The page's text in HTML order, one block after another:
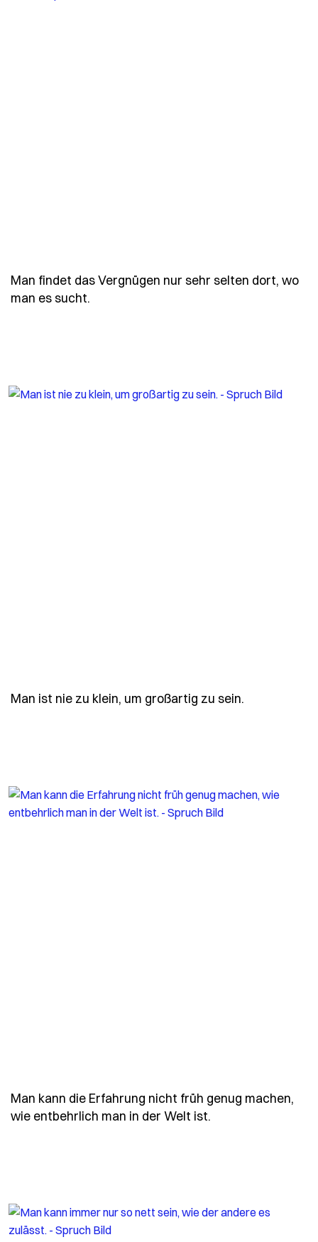
Man findet das Vergnügen nur sehr selten dort, wo
man es sucht.
Man ist nie zu klein, um großartig zu sein.
Man kann die Erfahrung nicht früh genug machen,
wie entbehrlich man in der Welt ist.